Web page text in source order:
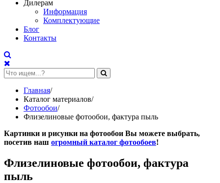
Дилерам
Информация
Комплектующие
Блог
Контакты
Главная/
Каталог материалов/
Фотообои/
Флизелиновые фотообои, фактура пыль
Картинки и рисунки на фотообои Вы можете выбрать,
посетив наш огромный каталог фотообоев!
Флизелиновые фотообои, фактура
пыль